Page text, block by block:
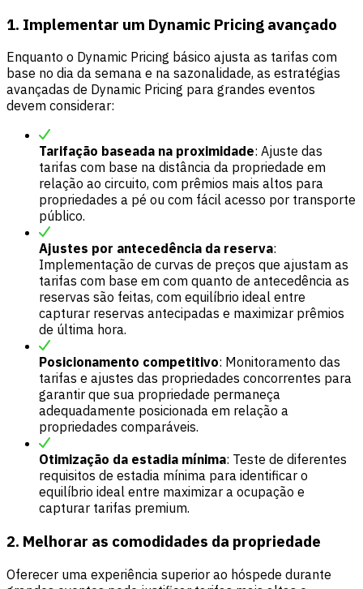
1. Implementar um Dynamic Pricing avançado
Enquanto o Dynamic Pricing básico ajusta as tarifas com
base no dia da semana e na sazonalidade, as estratégias
avançadas de Dynamic Pricing para grandes eventos
devem considerar:
Tarifação baseada na proximidade: Ajuste das
tarifas com base na distância da propriedade em
relação ao circuito, com prêmios mais altos para
propriedades a pé ou com fácil acesso por transporte
público.
Ajustes por antecedência da reserva:
Implementação de curvas de preços que ajustam as
tarifas com base em com quanto de antecedência as
reservas são feitas, com equilíbrio ideal entre
capturar reservas antecipadas e maximizar prêmios
de última hora.
Posicionamento competitivo: Monitoramento das
tarifas e ajustes das propriedades concorrentes para
garantir que sua propriedade permaneça
adequadamente posicionada em relação a
propriedades comparáveis.
Otimização da estadia mínima: Teste de diferentes
requisitos de estadia mínima para identificar o
equilíbrio ideal entre maximizar a ocupação e
capturar tarifas premium.
2. Melhorar as comodidades da propriedade
Oferecer uma experiência superior ao hóspede durante